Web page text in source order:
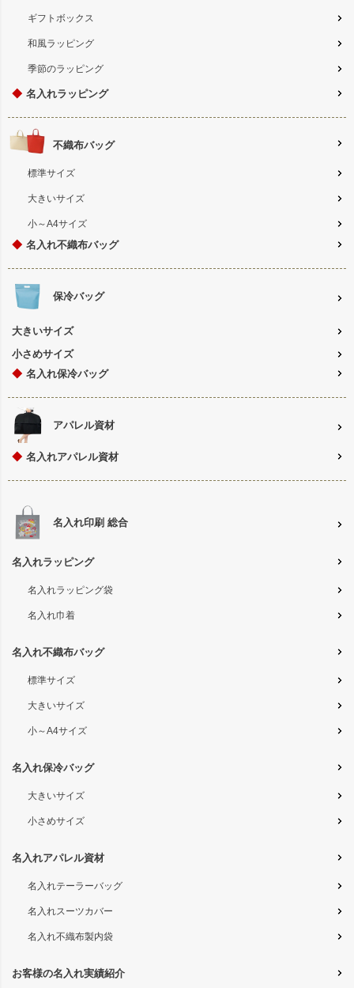
ギフトボックス
和風ラッピング
季節のラッピング
◆ 名入れラッピング
不織布バッグ
標準サイズ
大きいサイズ
小～A4サイズ
◆ 名入れ不織布バッグ
保冷バッグ
大きいサイズ
小さめサイズ
◆ 名入れ保冷バッグ
アパレル資材
◆ 名入れアパレル資材
名入れ印刷 総合
名入れラッピング
名入れラッピング袋
名入れ巾着
名入れ不織布バッグ
標準サイズ
大きいサイズ
小～A4サイズ
名入れ保冷バッグ
大きいサイズ
小さめサイズ
名入れアパレル資材
名入れテーラーバッグ
名入れスーツカバー
名入れ不織布製内袋
お客様の名入れ実績紹介